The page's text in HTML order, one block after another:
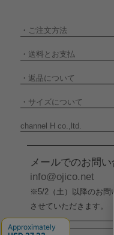
・ ご注文方法
・ 送料とお支払
・ 返品について
・ サイズについて
channel H co.,ltd.
メールでのお問
info@ojico.net
※5/2（土）以降のお問
させていただきます。